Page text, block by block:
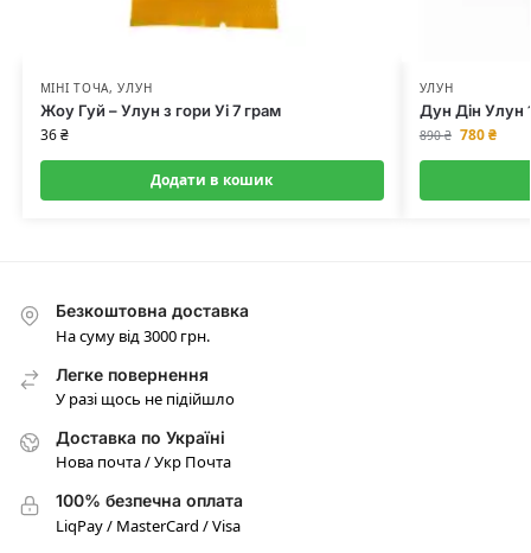
МІНІ ТОЧА,УЛУН
Жоу Гуй – Улун з гори Уі 7 грам
36₴
Додати в кошик
УЛУН
Дун Дін Улун
890₴ 780₴
Безкоштовна доставка
На суму від 3000 грн.
Легке повернення
У разі щось не підійшло
Доставка по Україні
Нова почта / Укр Почта
100% безпечна оплата
LiqPay / MasterCard / Visa